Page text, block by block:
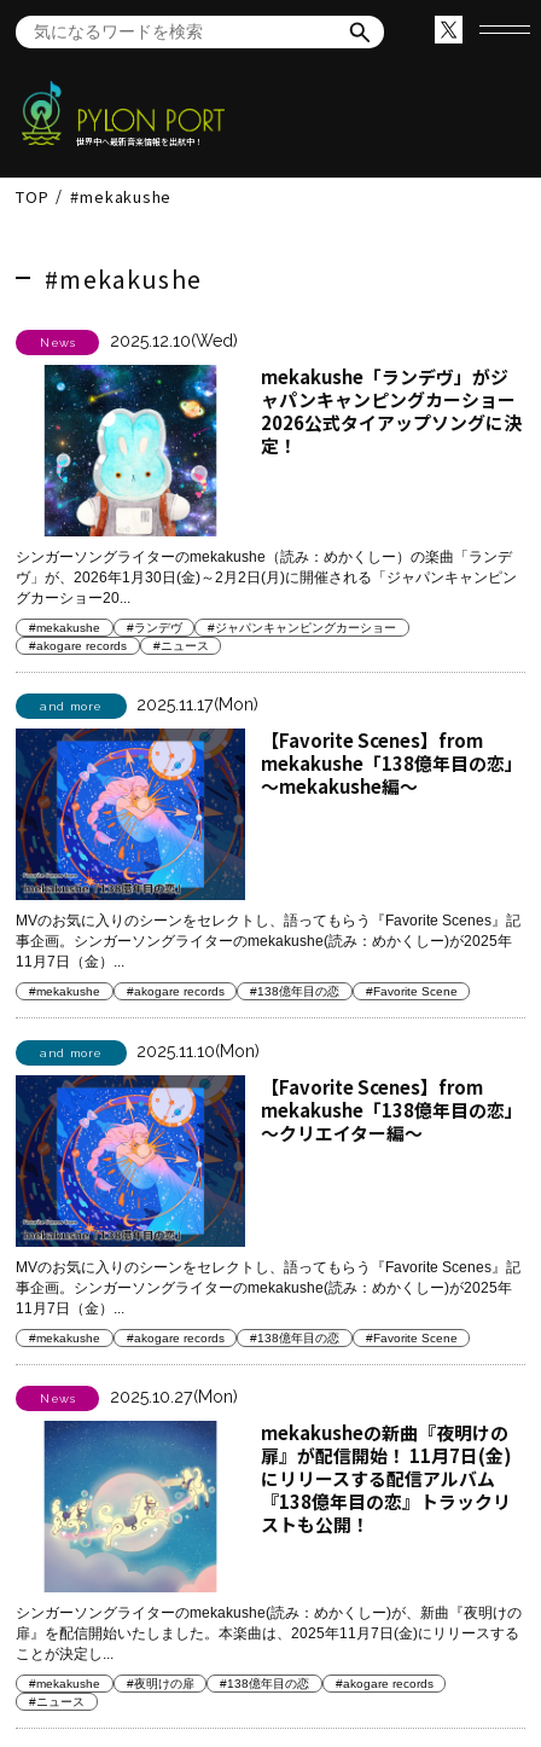
世界中へ最新音楽情報を出航中！
TOP #mekakushe
#mekakushe
News 2025.12.10(Wed)
mekakushe「ランデヴ」がジ
ャパンキャンピングカーショー
2026公式タイアップソングに決
定！
シンガーソングライターのmekakushe（読み：めかくしー）の楽曲「ランデ
ヴ」が、2026年1月30日(金)～2月2日(月)に開催される「ジャパンキャンピン
グカーショー20...
#mekakushe #ランデヴ
#ジャパンキャンピングカーショー
#akogare records
#ニュース
and more 2025.11.17(Mon)
【Favorite Scenes】from
mekakushe「138億年目の恋」
～mekakushe編～
MVのお気に入りのシーンをセレクトし、語ってもらう『Favorite Scenes』記
事企画。シンガーソングライターのmekakushe(読み：めかくしー)が2025年
11月7日（金）...
#mekakushe #akogare records #138億年目の恋 #Favorite Scene
and more 2025.11.10(Mon)
【Favorite Scenes】from
mekakushe「138億年目の恋」
～クリエイター編～
MVのお気に入りのシーンをセレクトし、語ってもらう『Favorite Scenes』記
事企画。シンガーソングライターのmekakushe(読み：めかくしー)が2025年
11月7日（金）...
#mekakushe #akogare records #138億年目の恋 #Favorite Scene
News 2025.10.27(Mon)
mekakusheの新曲『夜明けの
扉』が配信開始！ 11月7日(金)
にリリースする配信アルバム
『138億年目の恋』トラックリ
ストも公開！
シンガーソングライターのmekakushe(読み：めかくしー)が、新曲『夜明けの
扉』を配信開始いたしました。本楽曲は、2025年11月7日(金)にリリースする
ことが決定し...
#mekakushe #夜明けの扉 #138億年目の恋
#akogare records
#ニュース